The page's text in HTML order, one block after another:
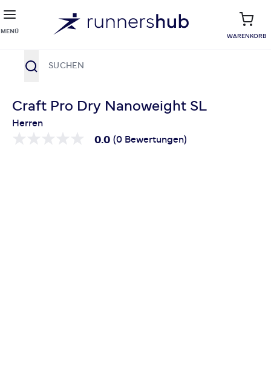
MENÜ
WARENKORB
Craft Pro Dry Nanoweight SL
Herren
0.0 (0 Bewertungen)